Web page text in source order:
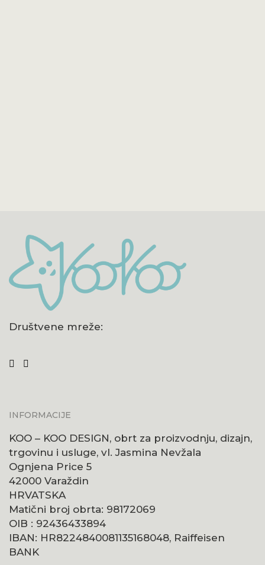
Društvene mreže:
INFORMACIJE
KOO – KOO DESIGN, obrt za proizvodnju, dizajn,
trgovinu i usluge, vl. Jasmina Nevžala
Ognjena Price 5
42000 Varaždin
HRVATSKA
Matični broj obrta: 98172069
OIB : 92436433894
IBAN: HR8224840081135168048, Raiffeisen
BANK